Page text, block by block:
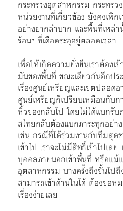
กระทรวงอุตสาหกรรม กระทร
หน่วยงานที่เกี่ยวข้อง ยังคงเพิก
อย่างยากลำบาก และพื้นที่เหล่
ร้อน” ที่เดือดระอุอยู่ตลอดเวลา
เพื่อให้เกิดความยั่งยืนเราต้องเ
มันของพื้นที่ ขณะเดียวกันอีกปร
เรื่องศูนย์เหรียญและเขตปลอด
ศูนย์เหรียญก็เปรียบเหมือนกับก
หิ้วของกลับไป โดยไม่ได้แบกรับ
สไทยกลับต้องแบกภาระทุกอย่า
เช่น กรณีที่ได้ร่วมงานกับทีมสุด
เข้าไป เราจะไม่มีสิทธิ์เข้าไปเล
บุคคลภายนอกเข้าพื้นที่ หรือแม้
อุตสาหกรรม บางครั้งถึงขั้นไปถึ
สามารถเข้าด้านในได้ ต้องขอห
เรื่องง่ายเลย